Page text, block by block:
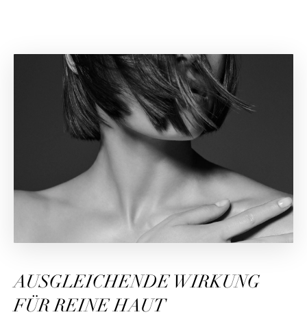
AUSGLEICHENDE WIRKUNG
FÜR REINE HAUT